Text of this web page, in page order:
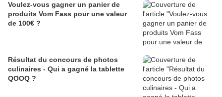
Voulez-vous gagner un panier de
produits Vom Fass pour une valeur
de 100€ ?
Résultat du concours de photos
culinaires - Qui a gagné la tablette
QOOQ ?